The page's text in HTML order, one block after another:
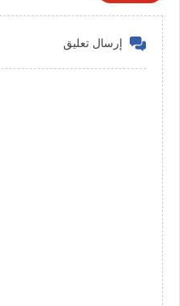
إرسال تعليق